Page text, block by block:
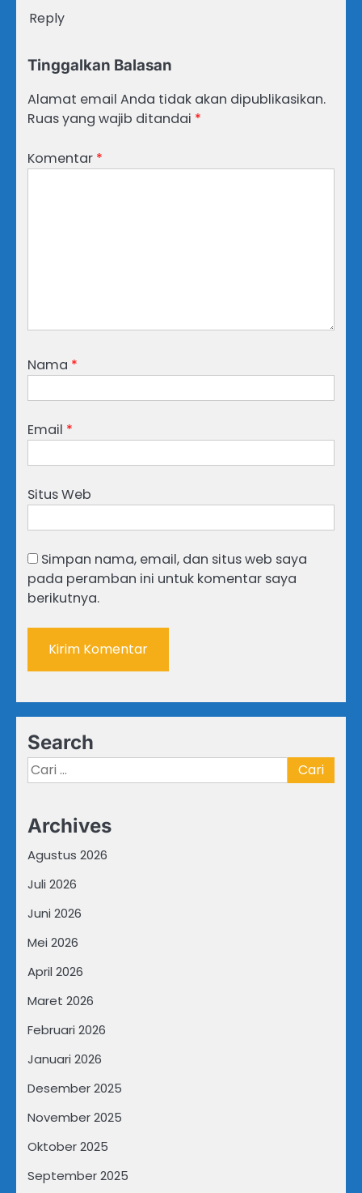
Reply
Tinggalkan Balasan
Alamat email Anda tidak akan dipublikasikan.
Ruas yang wajib ditandai *
Komentar *
Nama *
Email *
Situs Web
Simpan nama, email, dan situs web saya
pada peramban ini untuk komentar saya
berikutnya.
Search
Cari
untuk:
Archives
Agustus 2026
Juli 2026
Juni 2026
Mei 2026
April 2026
Maret 2026
Februari 2026
Januari 2026
Desember 2025
November 2025
Oktober 2025
September 2025